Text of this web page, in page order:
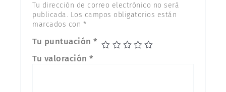
Tu dirección de correo electrónico no será
publicada. Los campos obligatorios están
marcados con *
Tu puntuación*
Tu valoración*